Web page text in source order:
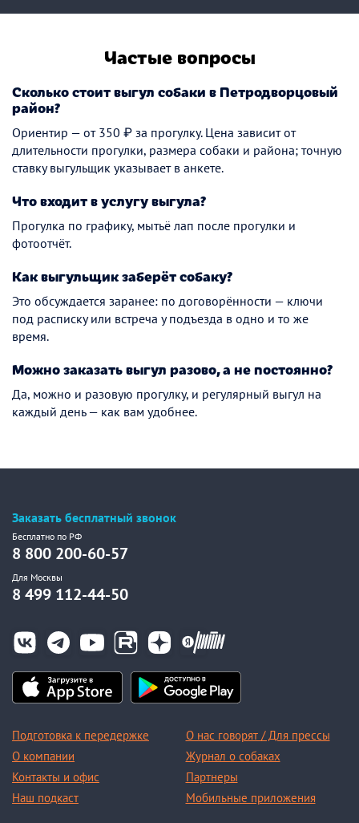
Частые вопросы
Сколько стоит выгул собаки в Петродворцовый
район?
Ориентир — от 350 ₽ за прогулку. Цена зависит от
длительности прогулки, размера собаки и района; точную
ставку выгульщик указывает в анкете.
Что входит в услугу выгула?
Прогулка по графику, мытьё лап после прогулки и
фотоотчёт.
Как выгульщик заберёт собаку?
Это обсуждается заранее: по договорённости — ключи
под расписку или встреча у подъезда в одно и то же
время.
Можно заказать выгул разово, а не постоянно?
Да, можно и разовую прогулку, и регулярный выгул на
каждый день — как вам удобнее.
Заказать бесплатный звонок
Бесплатно по РФ
8 800 200-60-57
Для Москвы
8 499 112-44-50
Подготовка к передержке
О компании
Контакты и офис
Наш подкаст
О нас говорят / Для прессы
Журнал о собаках
Партнеры
Мобильные приложения